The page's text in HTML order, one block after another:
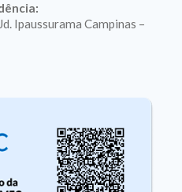
Ipaussurama Campinas –